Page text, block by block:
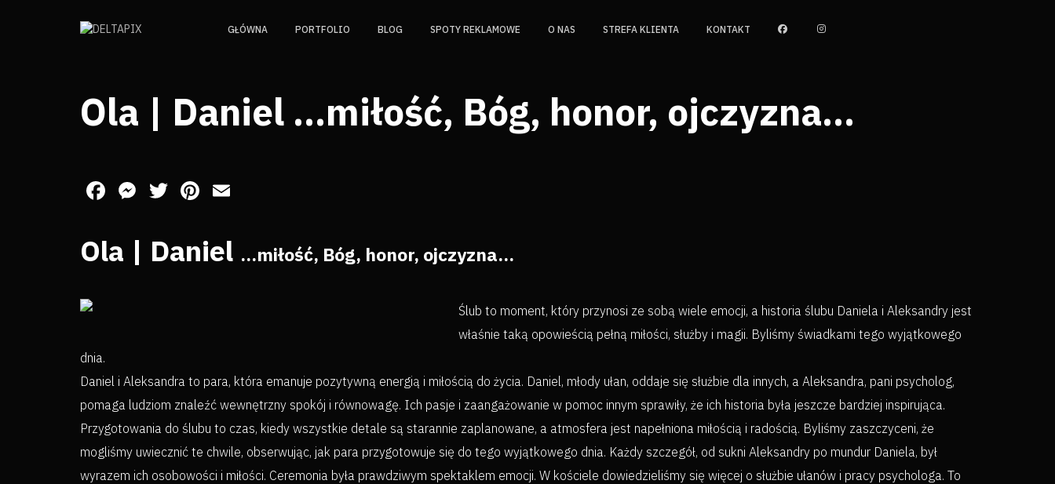
GŁÓWNA PORTFOLIO BLOG SPOTY REKLAMOWE O NAS STREFA KLIENTA KONTAKT
Ola | Daniel …miłość, Bóg, honor, ojczyzna…
Facebook
Messenger
TwitterPinterest
Ola | Daniel …miłość, Bóg, honor, ojczyzna…
Ślub to moment, który przynosi ze sobą wiele emocji, a historia ślubu Daniela i Aleksandry jest
właśnie taką opowieścią pełną miłości, służby i magii. Byliśmy świadkami tego wyjątkowego
dnia.
Daniel i Aleksandra to para, która emanuje pozytywną energią i miłością do życia. Daniel, młody ułan, oddaje się służbie dla innych, a Aleksandra, pani psycholog,
pomaga ludziom znaleźć wewnętrzny spokój i równowagę. Ich pasje i zaangażowanie w pomoc innym sprawiły, że ich historia była jeszcze bardziej inspirująca.
Przygotowania do ślubu to czas, kiedy wszystkie detale są starannie zaplanowane, a atmosfera jest napełniona miłością i radością. Byliśmy zaszczyceni, że
mogliśmy uwiecznić te chwile, obserwując, jak para przygotowuje się do tego wyjątkowego dnia. Każdy szczegół, od sukni Aleksandry po mundur Daniela, był
wyrazem ich osobowości i miłości. Ceremonia była prawdziwym spektaklem emocji. W kościele dowiedzieliśmy się więcej o służbie ułanów i pracy psychologa. To